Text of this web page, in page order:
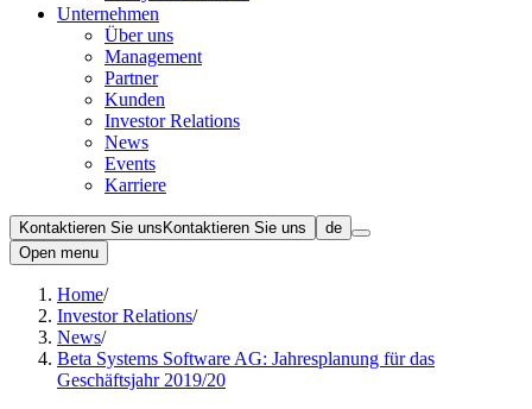
Unternehmen
Über uns
Management
Partner
Kunden
Investor Relations
News
Events
Karriere
Kontaktieren Sie uns Kontaktieren Sie uns
de
Open menu
Home/
Investor Relations/
News/
Beta Systems Software AG: Jahresplanung für das
Geschäftsjahr 2019/20